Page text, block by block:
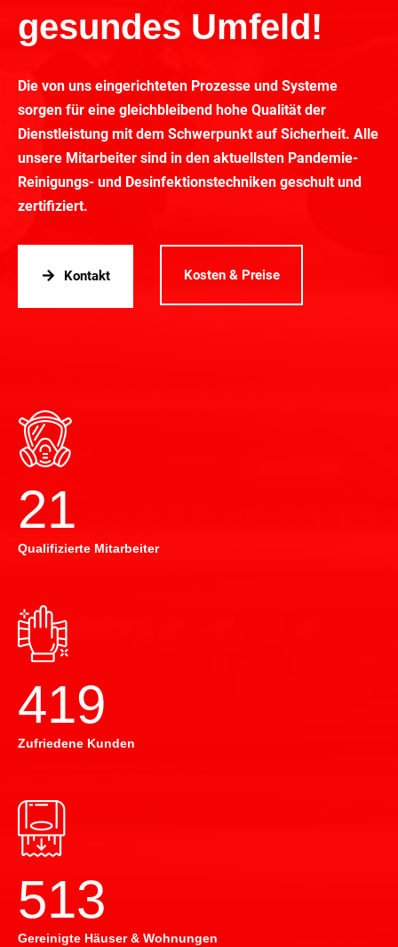
gesundes Umfeld!
Die von uns eingerichteten Prozesse und Systeme
sorgen für eine gleichbleibend hohe Qualität der
Dienstleistung mit dem Schwerpunkt auf Sicherheit. Alle
unsere Mitarbeiter sind in den aktuellsten Pandemie-
Reinigungs- und Desinfektionstechniken geschult und
zertifiziert.
Kontakt Kosten & Preise
22
Qualifizierte Mitarbeiter
420
Zufriedene Kunden
514
Gereinigte Häuser & Wohnungen